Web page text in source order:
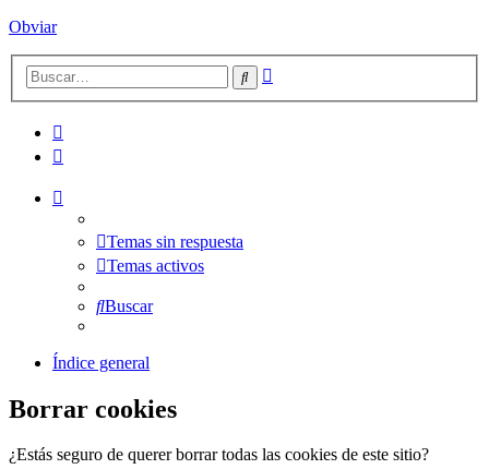
Obviar
Buscar
Temas sin respuesta
Temas activos
Buscar
Índice general
Borrar cookies
¿Estás seguro de querer borrar todas las cookies de este sitio?